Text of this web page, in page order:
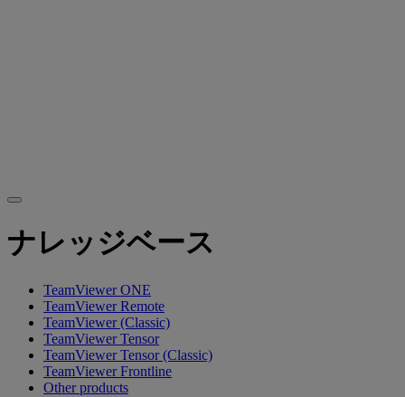
ナレッジベース
TeamViewer ONE
TeamViewer Remote
TeamViewer (Classic)
TeamViewer Tensor
TeamViewer Tensor (Classic)
TeamViewer Frontline
Other products